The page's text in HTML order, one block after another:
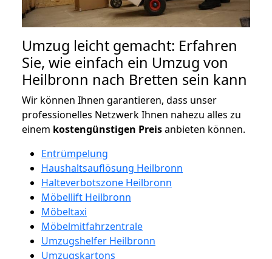
Umzug leicht gemacht: Erfahren
Sie, wie einfach ein Umzug von
Heilbronn nach Bretten sein kann
Wir können Ihnen garantieren, dass unser
professionelles Netzwerk Ihnen nahezu alles zu
einem kostengünstigen Preisanbieten können.
Entrümpelung
Haushaltsauflösung Heilbronn
Halteverbotszone Heilbronn
Möbellift Heilbronn
Möbeltaxi
Möbelmitfahrzentrale
Umzugshelfer Heilbronn
Umzugskartons